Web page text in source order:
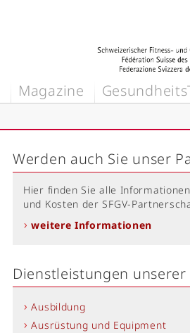
Magazine
Werden auch Sie unser
Hier finden Sie alle
und Kosten der SFGV-
weitere Informationen
Dienstleistungen
Ausbildung
Ausrüstung und Equipment